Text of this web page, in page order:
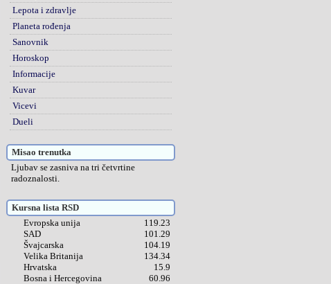
Lepota i zdravlje
Planeta rođenja
Sanovnik
Horoskop
Informacije
Kuvar
Vicevi
Dueli
Misao trenutka
Ljubav se zasniva na tri četvrtine
radoznalosti.
Kursna lista RSD
Evropska unija
119.23
SAD
101.29
Švajcarska
104.19
Velika Britanija
134.34
Hrvatska
15.9
Bosna i Hercegovina
60.96